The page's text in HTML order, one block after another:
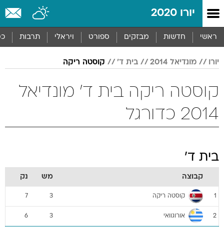
יורו 2020
ראשי חדשות מבזקים ספורט ויראלי תרבות
יורו מונדיאל 2014 בית ד' קוסטה ריקה
קוסטה ריקה בית ד' מונדיאל
2014 כדורגל
בית ד'
קבוצה מש נק
1 קוסטה ריקה 3
7
2 אורוגוואי 3
6